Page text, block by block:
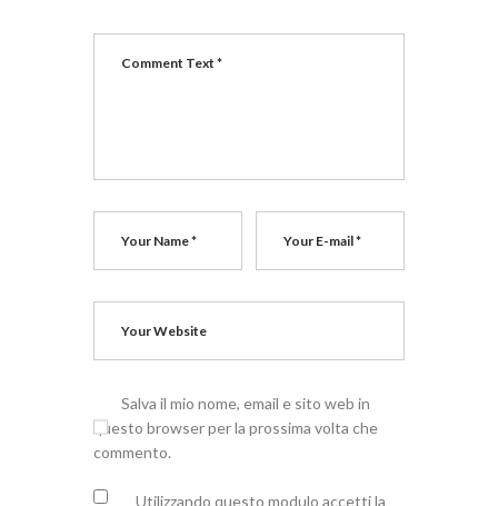
Salva il mio nome, email e sito web in
questo browser per la prossima volta che
commento.
Utilizzando questo modulo accetti la